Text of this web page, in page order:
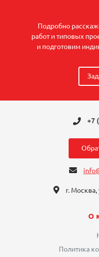
Подробно
работ и типовых
и подготовим
+7
г. Москва,
О
Политика